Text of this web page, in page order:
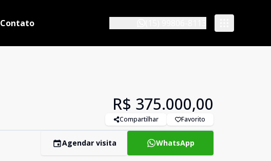
Contato
R$ 375.000,00
Compartilhar Favorito
Agendar visita WhatsApp